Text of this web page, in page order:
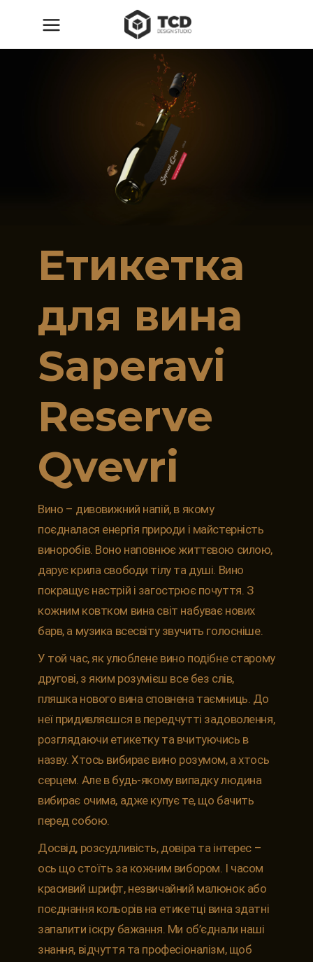
Етикетка
для вина
Saperavi
Reserve
Qvevri
Вино – дивовижний напій, в якому
поєдналася енергія природи і майстерність
виноробів. Воно наповнює життєвою силою,
дарує крила свободи тілу та душі. Вино
покращує настрій і загострює почуття. З
кожним ковтком вина світ набуває нових
барв, а музика всесвіту звучить голосніше.
У той час, як улюблене вино подібне старому
другові, з яким розумієш все без слів,
пляшка нового вина сповнена таємниць. До
неї придивляєшся в передчутті задоволення,
розглядаючи етикетку та вчитуючись в
назву. Хтось вибирає вино розумом, а хтось
серцем. Але в будь-якому випадку людина
вибирає очима, адже купує те, що бачить
перед собою.
Досвід, розсудливість, довіра та інтерес –
ось що стоїть за кожним вибором. І часом
красивий шрифт, незвичайний малюнок або
поєднання кольорів на етикетці вина здатні
запалити іскру бажання. Ми об’єднали наші
знання, відчуття та професіоналізм, щоб